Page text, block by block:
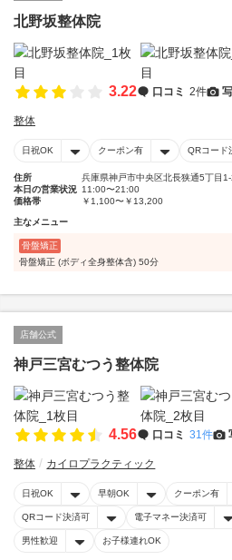
北野坂整体院
3.22 口コミ 2件
整体
日祝OK クーポン有 QRコード
住所
兵庫県神戸市中央区北長狭通5丁目1-
本日の営業状況 11:00〜21:00
価格帯
￥1,100〜￥13,200
主なメニュー
骨盤矯正
骨盤矯正 (ボディ全身整体含) 50分
店舗公式
神戸三宮むつう整体院
4.56 口コミ 31件
整体 カイロプラクティック
日祝OK 早朝OK クーポン有
QRコード決済可 電子マネー決済可
男性歓迎 お子様連れOK